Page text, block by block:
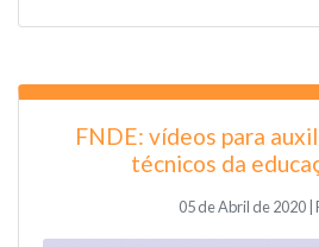
FNDE: vídeos para
técnicos da
05 de Abril de 2020 |